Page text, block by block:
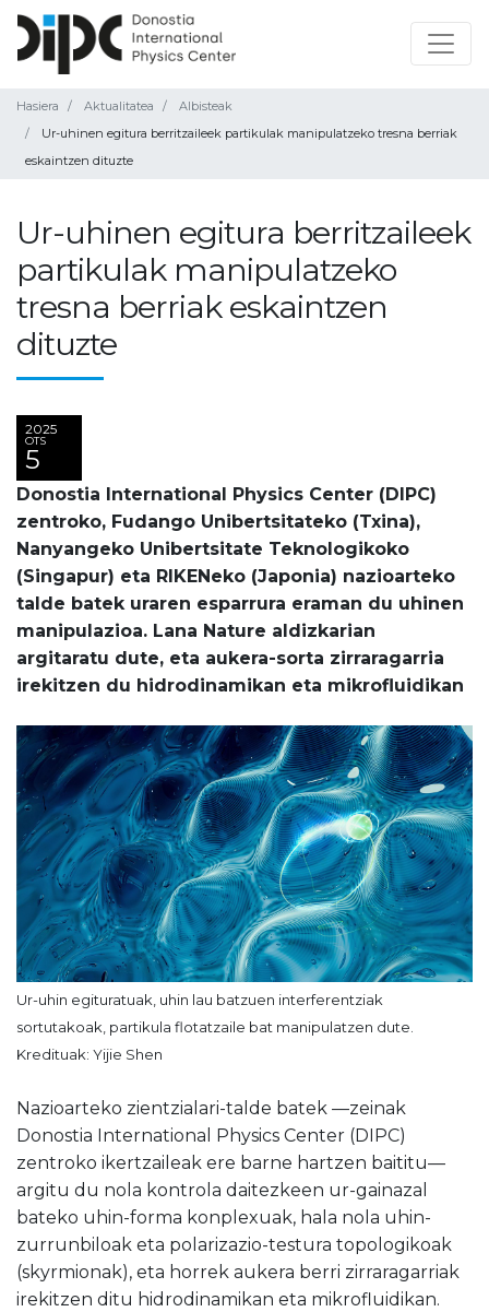
Hasiera Aktualitatea
Albisteak
Ur-uhinen egitura berritzaileek partikulak manipulatzeko tresna berriak
eskaintzen dituzte
Ur-uhinen egitura berritzaileek
partikulak manipulatzeko
tresna berriak eskaintzen
dituzte
2025
OTS
5
Donostia International Physics Center (DIPC)
zentroko, Fudango Unibertsitateko (Txina),
Nanyangeko Unibertsitate Teknologikoko
(Singapur) eta RIKENeko (Japonia) nazioarteko
talde batek uraren esparrura eraman du uhinen
manipulazioa. Lana Nature aldizkarian
argitaratu dute, eta aukera-sorta zirraragarria
irekitzen du hidrodinamikan eta mikrofluidikan
Ur-uhin egituratuak, uhin lau batzuen interferentziak
sortutakoak, partikula flotatzaile bat manipulatzen dute.
Kredituak: Yijie Shen
Nazioarteko zientzialari-talde batek —zeinak
Donostia International Physics Center (DIPC)
zentroko ikertzaileak ere barne hartzen baititu—
argitu du nola kontrola daitezkeen ur-gainazal
bateko uhin-forma konplexuak, hala nola uhin-
zurrunbiloak eta polarizazio-testura topologikoak
(skyrmionak), eta horrek aukera berri zirraragarriak
irekitzen ditu hidrodinamikan eta mikrofluidikan.